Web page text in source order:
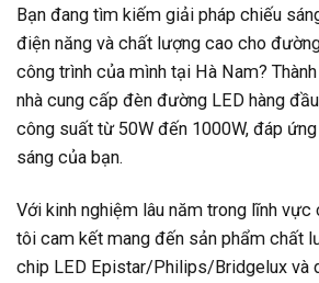
Bạn đang tìm kiếm giải pháp chiếu
điện năng và chất lượng cao cho
công trình của mình tại Hà Nam?
nhà cung cấp đèn đường LED hàng
công suất từ 50W đến 1000W, đáp
sáng của bạn.
Với kinh nghiệm lâu năm trong lĩnh vực
tôi cam kết mang đến sản phẩm chất
chip LED Epistar/Philips/Bridgelux và